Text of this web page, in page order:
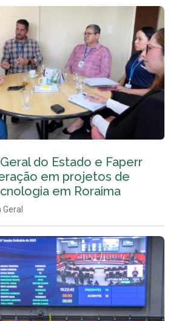
do Estado e Faperr
em projetos de
em Roraima